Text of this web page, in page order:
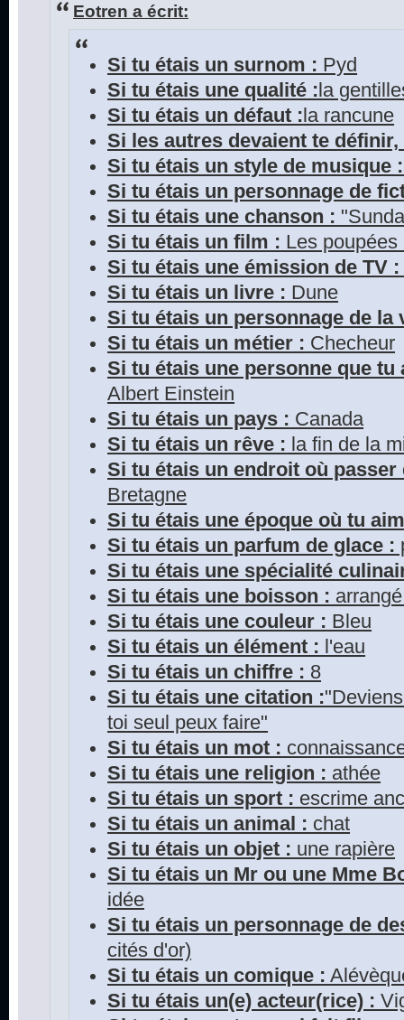
Eotren a écrit:
Si tu étais un surnom : Pyd
Si tu étais une qualité : la
Si tu étais un défaut : la rancune
Si les autres devaient te
Si tu étais un style de musique :
Si tu étais un personnage de
Si tu étais une chanson :
Si tu étais un film : Les
Si tu étais une émission de TV :
Si tu étais un livre : Dune
Si tu étais un personnage de la
Si tu étais un métier : Checheur
Si tu étais une personne que
Albert Einstein
Si tu étais un pays : Canada
Si tu étais un rêve : la fin de la
Si tu étais un endroit où passer
Bretagne
Si tu étais une époque où tu
Si tu étais un parfum de glace :
Si tu étais une spécialité
Si tu étais une boisson :
Si tu étais une couleur : Bleu
Si tu étais un élément : l'eau
Si tu étais un chiffre : 8
Si tu étais une citation :
toi seul peux faire"
Si tu étais un mot :
Si tu étais une religion : athée
Si tu étais un sport : escrime
Si tu étais un animal : chat
Si tu étais un objet : une rapière
Si tu étais un Mr ou une Mme
idée
Si tu étais un personnage de
cités d'or)
Si tu étais un comique :
Si tu étais un(e) acteur(rice) :